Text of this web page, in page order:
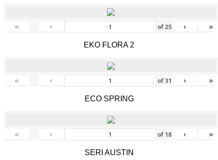
« ‹ of25 › »
EKO FLORA 2
« ‹ of31 › »
ECO SPRING
« ‹ of 18 › »
SERI AUSTIN